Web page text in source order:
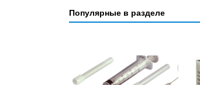
Популярные в разделе